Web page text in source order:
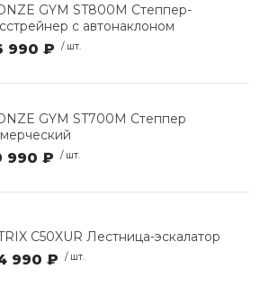
GYM ST800M Степпер-
с автонаклоном
990 ₽ / шт.
GYM ST700M Степпер
990 ₽ / шт.
C50XUR Лестница-эскалатор
990 ₽ / шт.